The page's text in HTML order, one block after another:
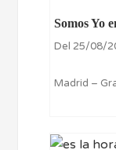
Somos Yo
Del 25/08/
Madrid –